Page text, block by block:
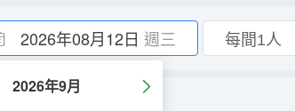
2026年08月12日 週三
2026年9月